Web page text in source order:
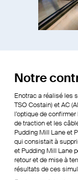
Notre
Enotrac a réalisé les
TSO Costain) et AC
l’optique de
de traction et les
Pudding Mill Lane et
qui consistait à
et Pudding Mill Lane
retour et de mise à
résultats de ces